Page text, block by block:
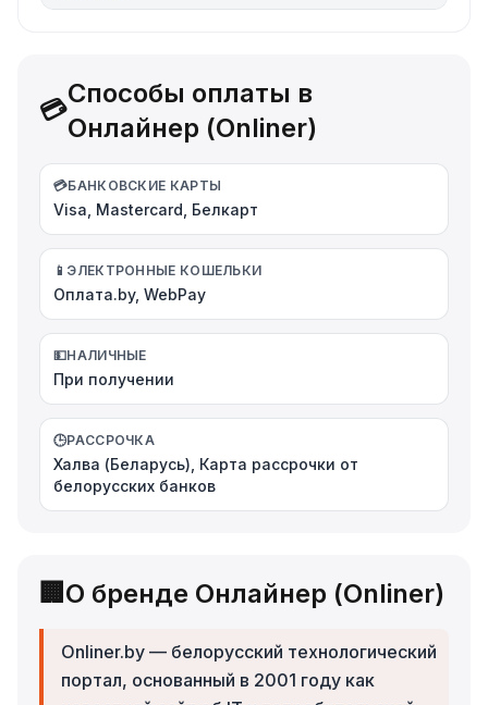
💳
Способы оплаты в
Онлайнер (Onliner)
💳БАНКОВСКИЕ КАРТЫ
Visa, Mastercard, Белкарт
📱 ЭЛЕКТРОННЫЕ КОШЕЛЬКИ
Оплата.by, WebPay
💵НАЛИЧНЫЕ
При получении
🕒РАССРОЧКА
Халва (Беларусь), Карта рассрочки от
белорусских банков
🏢 О бренде Онлайнер (Onliner)
Onliner.by — белорусский технологический
портал, основанный в 2001 году как